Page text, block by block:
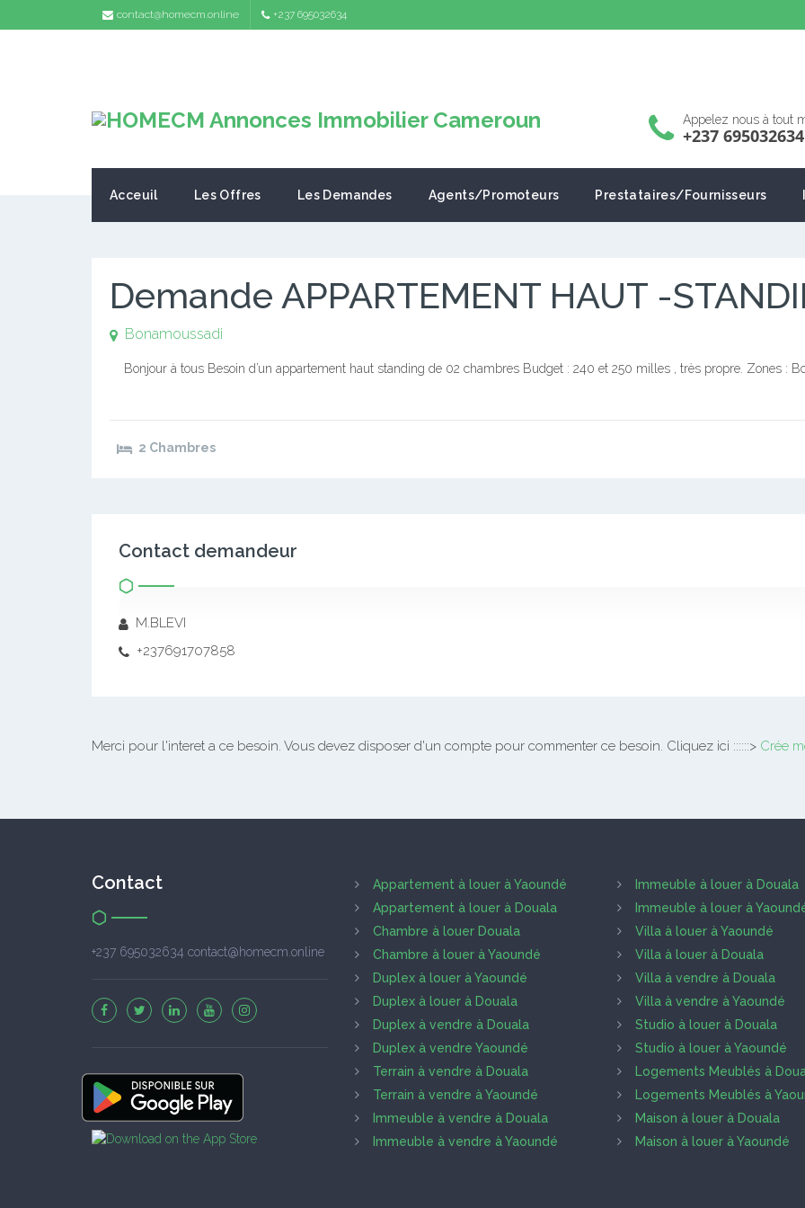
contact@homecm.online +237 695032634
Appelez nous à tout
+237 695032634
Acceuil Les Offres Les Demandes Agents/Promoteurs Prestataires/Fournisseurs
Demande APPARTEMENT HAUT -
Bonamoussadi
Bonjour à tous Besoin d’un appartement haut standing de 02 chambres Budget : 240 et 250 milles , très propre. Zones :
2 Chambres
Contact demandeur
M.BLEVI
+237691707858
Merci pour l'interet a ce besoin. Vous devez disposer d'un compte pour commenter ce besoin. Cliquez ici ::::::> Crée
Contact
+237 695032634 contact@homecm.online
Appartement à louer à Yaoundé
Appartement à louer à Douala
Chambre à louer Douala
Chambre à louer à Yaoundé
Duplex à louer à Yaoundé
Duplex à louer à Douala
Duplex à vendre à Douala
Duplex à vendre Yaoundé
Terrain à vendre à Douala
Terrain à vendre à Yaoundé
Immeuble à vendre à Douala
Immeuble à vendre à Yaoundé
Immeuble à louer à Douala
Immeuble à louer à
Villa à louer à Yaoundé
Villa à louer à Douala
Villa à vendre à Douala
Villa à vendre à Yaoundé
Studio à louer à Douala
Studio à louer à Yaoundé
Logements Meublés à
Logements Meublés à
Maison à louer à Douala
Maison à louer à Yaoundé